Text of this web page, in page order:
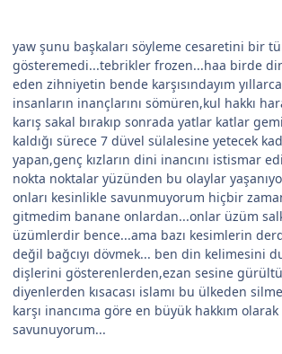
yaw şunu başkaları söyleme cesaretini bir
gösteremedi...tebrikler frozen...haa birde
eden zihniyetin bende karşısındayım
insanların inançlarını sömüren,kul hakkı
karış sakal bırakıp sonrada yatlar katlar
kaldığı sürece 7 düvel sülalesine yetecek
yapan,genç kızların dini inancını istismar
nokta noktalar yüzünden bu olaylar
onları kesinlikle savunmuyorum hiçbir
gitmedim banane onlardan...onlar üzüm
üzümlerdir bence...ama bazı kesimlerin
değil bağcıyı dövmek... ben din kelimesini
dişlerini gösterenlerden,ezan sesine
diyenlerden kısacası islamı bu ülkeden
karşı inancıma göre en büyük hakkım
savunuyorum...